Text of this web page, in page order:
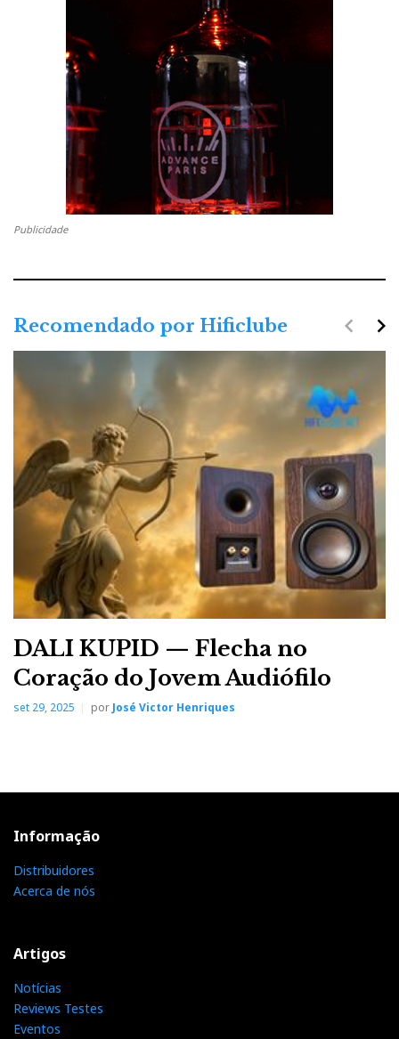
Publicidade
Recomendado por Hificlube
DALI KUPID — Flecha no
Coração do Jovem Audiófilo
set 29, 2025 porJosé Victor Henriques
navigate_next
navigate_before
Informação
Distribuidores
Acerca de nós
Artigos
Notícias
Reviews Testes
Eventos